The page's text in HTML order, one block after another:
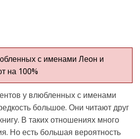
с именами Леон и
на 100%
у влюбленных с именами
большое. Они читают друг
В таких отношениях много
Но есть большая вероятность